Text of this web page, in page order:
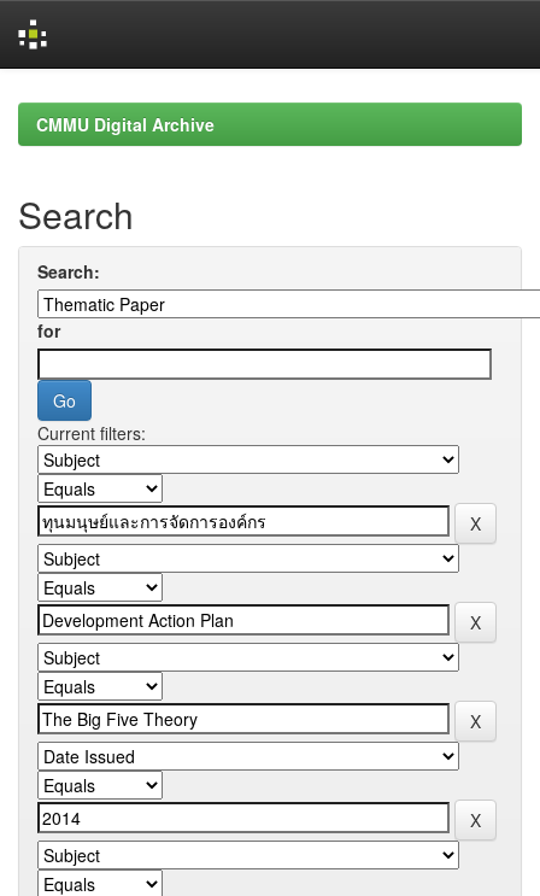
navigationCMMU Digital Archive
Search
Search:
for
Current filters: